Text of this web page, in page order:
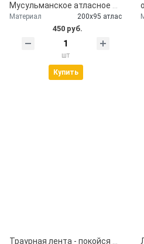
Мусульманское атласное покрывало Кул шариф
Материал 200х95 атлас
450 руб.
шт
Купить